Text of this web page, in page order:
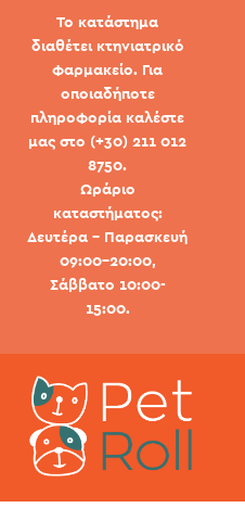
Το κατάστημα
διαθέτει κτηνιατρικό
φαρμακείο. Για
οποιαδήποτε
πληροφορία καλέστε
μας στο (+30) 211 012
8750.
Ωράριο
καταστήματος:
Δευτέρα - Παρασκευή
09:00-20:00,
Σάββατο 10:00-
15:00.